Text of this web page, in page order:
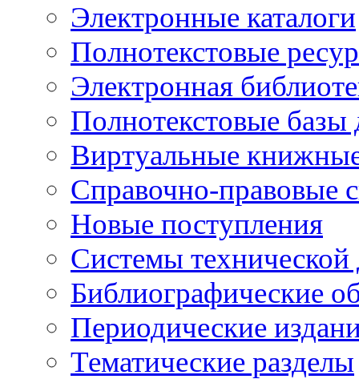
Электронные каталоги
Полнотекстовые
Электронная
Полнотекстовые
Виртуальные
Справочно-правовые
Новые поступления
Cистемы
Библиографические
Периодические
Тематические разделы